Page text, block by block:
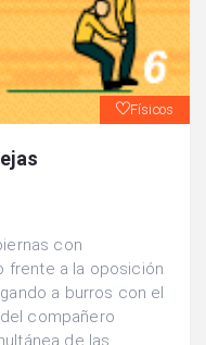
Físicos
con
frente a la oposición
a burros con el
compañero
de las